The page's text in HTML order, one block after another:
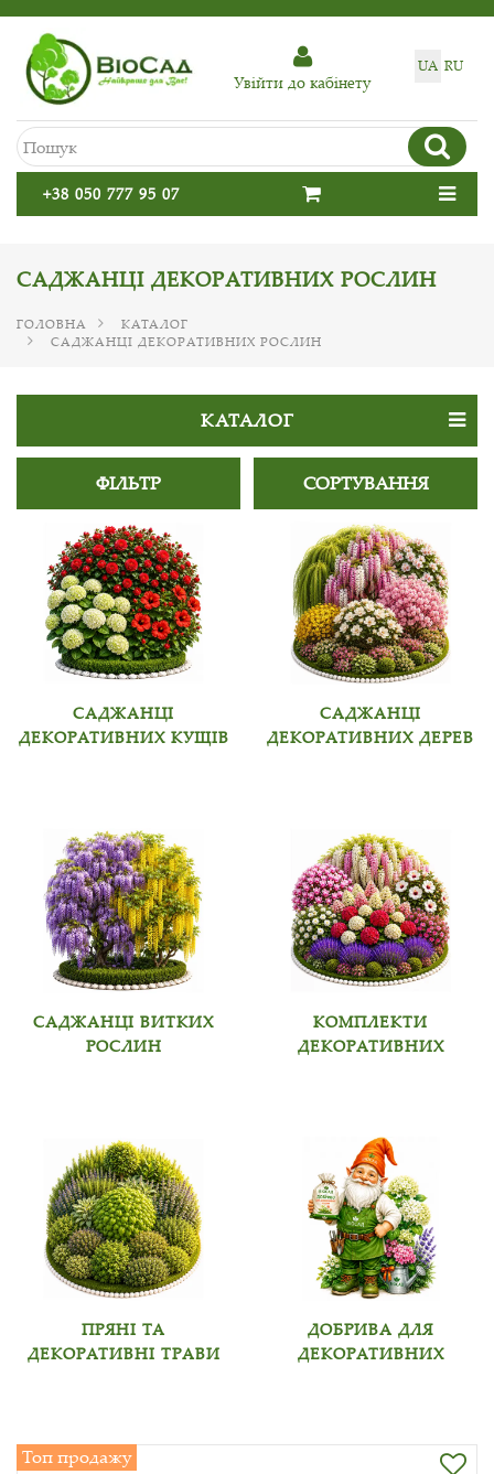
UA RU
Увiйти до кабiнету
+38 050 777 95 07
САДЖАНЦІ ДЕКОРАТИВНИХ РОСЛИН
ГОЛОВНА
КАТАЛОГ
САДЖАНЦІ ДЕКОРАТИВНИХ РОСЛИН
КАТАЛОГ
ФІЛЬТР СОРТУВАННЯ
САДЖАНЦІ
ДЕКОРАТИВНИХ КУЩІВ
САДЖАНЦІ
ДЕКОРАТИВНИХ ДЕРЕВ
САДЖАНЦІ ВИТКИХ
РОСЛИН
КОМПЛЕКТИ
ДЕКОРАТИВНИХ
ПРЯНІ ТА
ДЕКОРАТИВНІ ТРАВИ
ДОБРИВА ДЛЯ
ДЕКОРАТИВНИХ
Топ продажу